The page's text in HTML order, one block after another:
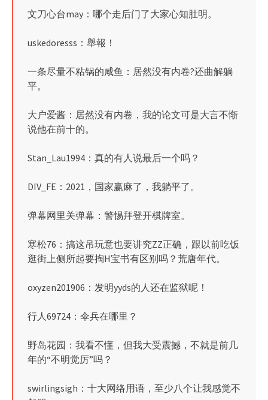
文刀心台may：哪个走后门了大家心知肚明。
uskedoresss：舉報！
一条尽量不粘锅的咸鱼：居然没有内卷?还曲解躺
平。
大户爱酱：居然没有内卷，我的论文可是大言不惭
说他在前十的。
Stan_Lau1994：真的有人说最后一个吗？
DIV_FE：2021，国家赢麻了，我躺平了。
弹幕网里关弹幕：警惕拜登开棋牌室。
寒松76：搞这吊玩意也要讲究ZZ正确，跟以前吃饭
逛街上侧所起要掏H宝书有区别吗？荒唐年代。
oxyzen201906：发明yyds的人还在监狱呢！
行人69724：伞兵在哪里？
野岛花园：我看不懂，但我大受震撼，不就是前几
年的“不明觉厉”吗？
swirlingsigh：十大网络用语，至少八个让我感觉不